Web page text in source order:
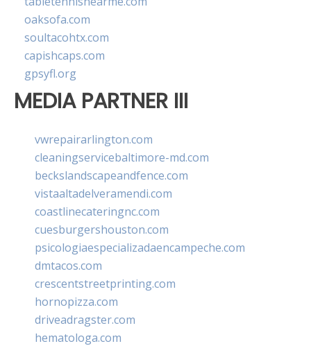
oaksofa.com
soultacohtx.com
capishcaps.com
gpsyfl.org
MEDIA PARTNER III
vwrepairarlington.com
cleaningservicebaltimore-md.com
beckslandscapeandfence.com
vistaaltadelveramendi.com
coastlinecateringnc.com
cuesburgershouston.com
psicologiaespecializadaencampeche.com
dmtacos.com
crescentstreetprinting.com
hornopizza.com
driveadragster.com
hematologa.com